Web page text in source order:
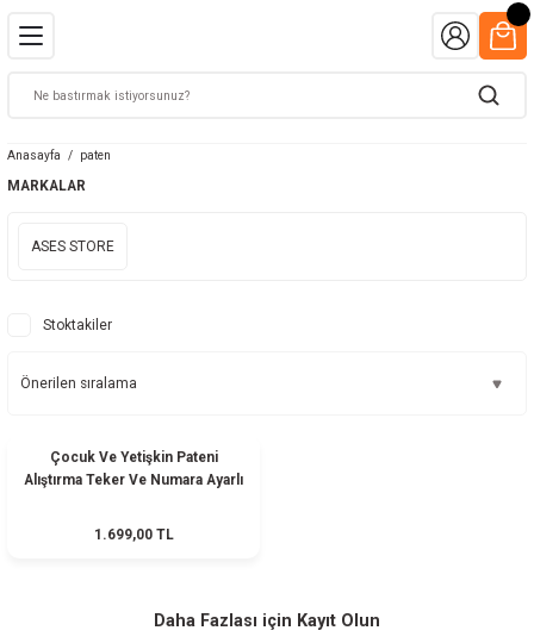
Anasayfa paten
MARKALAR
ASES STORE
Stoktakiler
Çocuk Ve Yetişkin Pateni
Alıştırma Teker Ve Numara Ayarlı
1.699,00 TL
Daha Fazlası için Kayıt Olun